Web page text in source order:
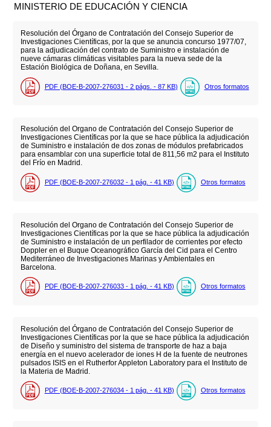
MINISTERIO DE EDUCACIÓN Y CIENCIA
Resolución del Órgano de Contratación del Consejo Superior de
Investigaciones Científicas, por la que se anuncia concurso 1977/07,
para la adjudicación del contrato de Suministro e instalación de
nueve cámaras climáticas visitables para la nueva sede de la
Estación Biológica de Doñana, en Sevilla.
PDF (BOE-B-2007-276031 - 2 págs. - 87 KB) Otros formatos
Resolución del Organo de Contratación del Consejo Superior de
Investigaciones Científicas por la que se hace pública la adjudicación
de Suministro e instalación de dos zonas de módulos prefabricados
para ensamblar con una superficie total de 811,56 m2 para el Instituto
del Frío en Madrid.
PDF (BOE-B-2007-276032 - 1 pág. - 41 KB) Otros formatos
Resolución del Organo de Contratación del Consejo Superior de
Investigaciones Científicas por la que se hace pública la adjudicación
de Suministro e instalación de un perfilador de corrientes por efecto
Doppler en el Buque Oceanográfico García del Cid para el Centro
Mediterráneo de Investigaciones Marinas y Ambientales en
Barcelona.
PDF (BOE-B-2007-276033 - 1 pág. - 41 KB) Otros formatos
Resolución del Órgano de Contratación del Consejo Superior de
Investigaciones Científicas por la que se hace pública la adjudicación
de Diseño y suministro del sistema de transporte de haz a baja
energía en el nuevo acelerador de iones H de la fuente de neutrones
pulsados ISIS en el Rutherfor Appleton Laboratory para el Instituto de
la Materia de Madrid.
PDF (BOE-B-2007-276034 - 1 pág. - 41 KB) Otros formatos